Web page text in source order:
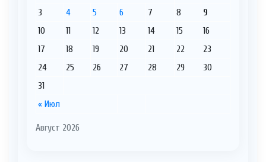
Август 2026
« Июл
3
4 5 6 7 8
9
10
11 12 13 14 15
16
17
18 19 20 21 22
23
24
25 26 27 28 29
30
31